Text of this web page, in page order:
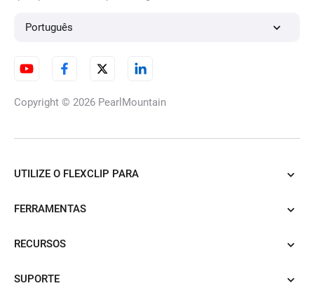
Português
Copyright © 2026 PearlMountain
UTILIZE O FLEXCLIP PARA
FERRAMENTAS
RECURSOS
SUPORTE